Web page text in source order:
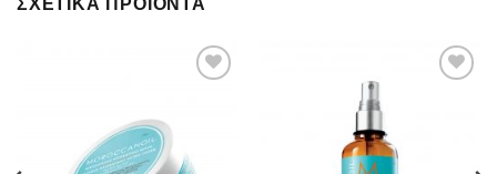
ΣΧΕΤΙΚΆ ΠΡΟΪΌΝΤΑ